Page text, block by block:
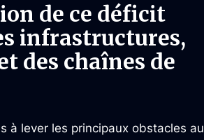
de ce déficit
infrastructures,
des chaînes de
à lever les principaux obstacles au